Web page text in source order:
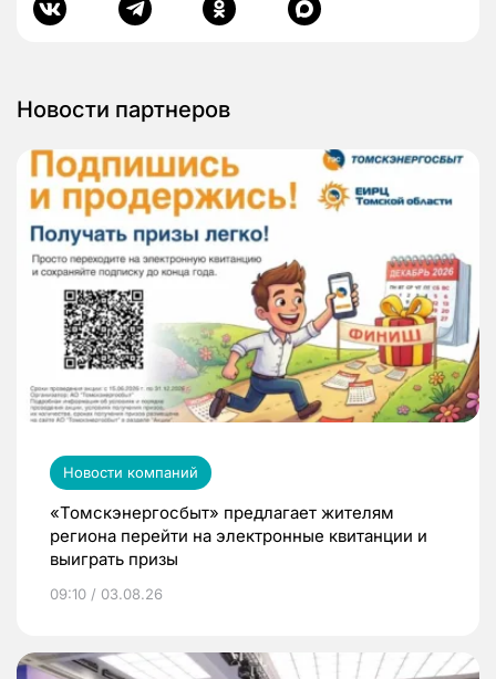
Новости партнеров
Новости компаний
«Томскэнергосбыт» предлагает жителям
региона перейти на электронные квитанции и
выиграть призы
09:10 / 03.08.26